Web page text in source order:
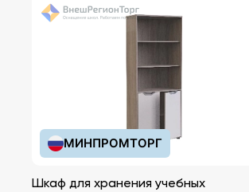
МИНПРОМТОРГ
Шкаф для хранения учебных